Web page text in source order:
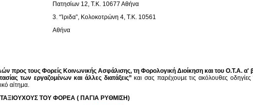
Πατησίων 12, Τ.Κ. 10677 Αθήνα
3. “Ίριδα”, Κολοκοτρώνη 4, Τ.Κ. 10561
Αθήνα
προς τους Φορείς Κοινωνικής Ασφάλισης, τη Φορολογική Διοίκηση και του Ο.Τ.Α. α'
των εργαζομένων και άλλες διατάξεις”και σας παρέχουμε τις ακόλουθες
αίτημα.
ΤΟΥ ΦΟΡΕΑ ( ΠΑΓΙΑ ΡΥΘΜΙΣΗ)